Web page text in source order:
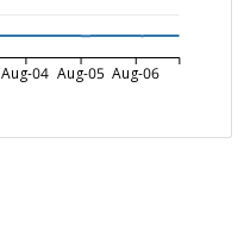
Aug-04 Aug-05 Aug-06